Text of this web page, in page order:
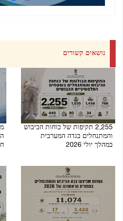
נושאים קשורים
2,255 תקיפות של כוחות הכיבוש
והמתנחלים בגדה המערבית
במהלך יולי 2026